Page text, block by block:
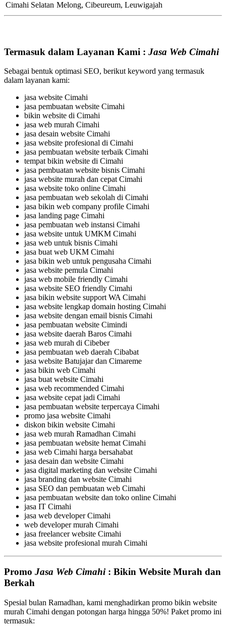
Cimahi Selatan Melong, Cibeureum, Leuwigajah
Termasuk dalam Layanan Kami : Jasa Web Cimahi
Sebagai bentuk optimasi SEO, berikut keyword yang termasuk
dalam layanan kami:
jasa website Cimahi
jasa pembuatan website Cimahi
bikin website di Cimahi
jasa web murah Cimahi
jasa desain website Cimahi
jasa website profesional di Cimahi
jasa pembuatan website terbaik Cimahi
tempat bikin website di Cimahi
jasa pembuatan website bisnis Cimahi
jasa website murah dan cepat Cimahi
jasa website toko online Cimahi
jasa pembuatan web sekolah di Cimahi
jasa bikin web company profile Cimahi
jasa landing page Cimahi
jasa pembuatan web instansi Cimahi
jasa website untuk UMKM Cimahi
jasa web untuk bisnis Cimahi
jasa buat web UKM Cimahi
jasa bikin web untuk pengusaha Cimahi
jasa website pemula Cimahi
jasa web mobile friendly Cimahi
jasa website SEO friendly Cimahi
jasa bikin website support WA Cimahi
jasa website lengkap domain hosting Cimahi
jasa website dengan email bisnis Cimahi
jasa pembuatan website Cimindi
jasa website daerah Baros Cimahi
jasa web murah di Cibeber
jasa pembuatan web daerah Cibabat
jasa website Batujajar dan Cimareme
jasa bikin web Cimahi
jasa buat website Cimahi
jasa web recommended Cimahi
jasa website cepat jadi Cimahi
jasa pembuatan website terpercaya Cimahi
promo jasa website Cimahi
diskon bikin website Cimahi
jasa web murah Ramadhan Cimahi
jasa pembuatan website hemat Cimahi
jasa web Cimahi harga bersahabat
jasa desain dan website Cimahi
jasa digital marketing dan website Cimahi
jasa branding dan website Cimahi
jasa SEO dan pembuatan web Cimahi
jasa pembuatan website dan toko online Cimahi
jasa IT Cimahi
jasa web developer Cimahi
web developer murah Cimahi
jasa freelancer website Cimahi
jasa website profesional murah Cimahi
Promo Jasa Web Cimahi: Bikin Website Murah dan
Berkah
Spesial bulan Ramadhan, kami menghadirkan promo bikin website
murah Cimahi dengan potongan harga hingga 50%! Paket promo ini
termasuk: